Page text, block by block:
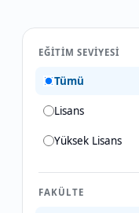
EĞITIM SEVIYESI
Tümü
Lisans
Yüksek Lisans
FAKÜLTE